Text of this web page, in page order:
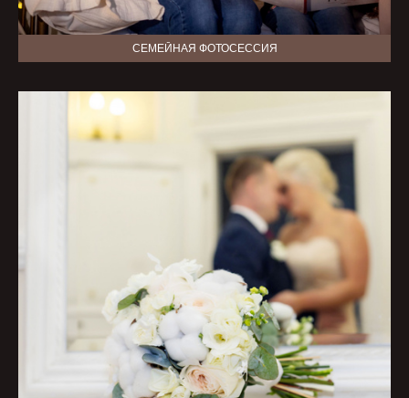
СЕМЕЙНАЯ ФОТОСЕССИЯ